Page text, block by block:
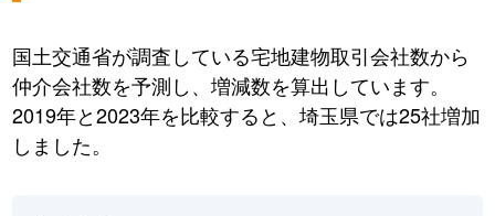
国土交通省が調査している宅地建物取引会社数から
仲介会社数を予測し、増減数を算出しています。
2019年と2023年を比較すると、埼玉県では25社増加
しました。